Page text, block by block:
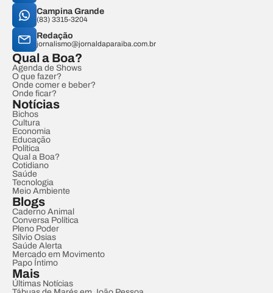
Campina Grande
(83) 3315-3204
Redação
jornalismo@jornaldaparaiba.com.br
Qual a Boa?
Agenda de Shows
O que fazer?
Onde comer e beber?
Onde ficar?
Notícias
Bichos
Cultura
Economia
Educação
Política
Qual a Boa?
Cotidiano
Saúde
Tecnologia
Meio Ambiente
Blogs
Caderno Animal
Conversa Política
Pleno Poder
Sílvio Osias
Saúde Alerta
Mercado em Movimento
Papo Íntimo
Mais
Últimas Notícias